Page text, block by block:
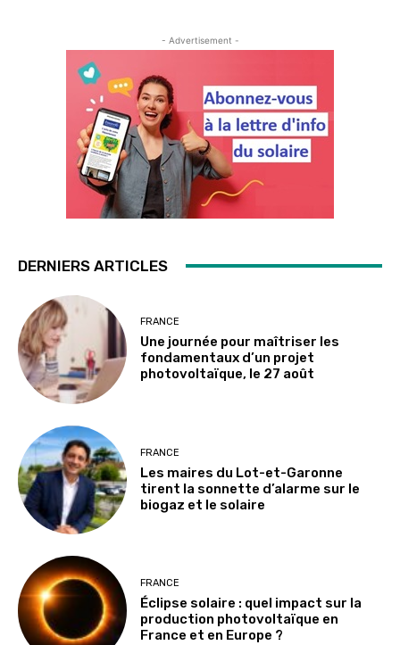
- Advertisement -
DERNIERS ARTICLES
FRANCE
Une journée pour maîtriser les
fondamentaux d’un projet
photovoltaïque, le 27 août
FRANCE
Les maires du Lot-et-Garonne
tirent la sonnette d’alarme sur le
biogaz et le solaire
FRANCE
Éclipse solaire : quel impact sur la
production photovoltaïque en
France et en Europe ?